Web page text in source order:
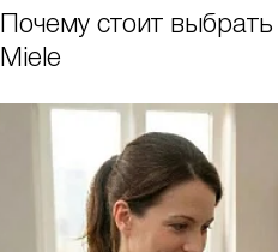
Почему стоит
Miele